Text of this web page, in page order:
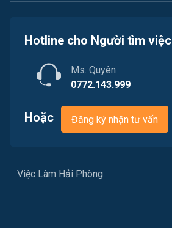
Hotline cho Người tìm việc
Ms. Quyên
0772.143.999
Hoặc Đăng ký nhận tư vấn
Việc Làm Hải Phòng